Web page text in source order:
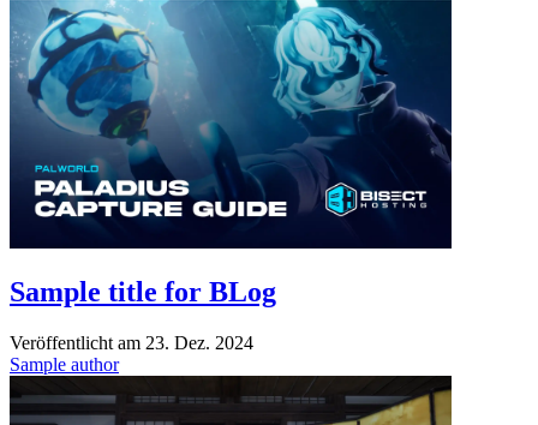
Sample title for BLog
Veröffentlicht am 23. Dez. 2024
Sample author